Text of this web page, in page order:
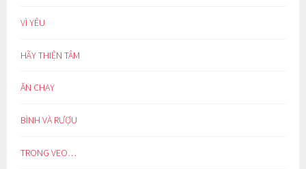
VÌ YÊU
HÃY THIỆN TÂM
ĂN CHAY
BÌNH VÀ RƯỢU
TRONG VEO…